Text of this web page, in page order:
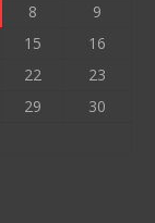
8
9
15
16
22
23
29
30